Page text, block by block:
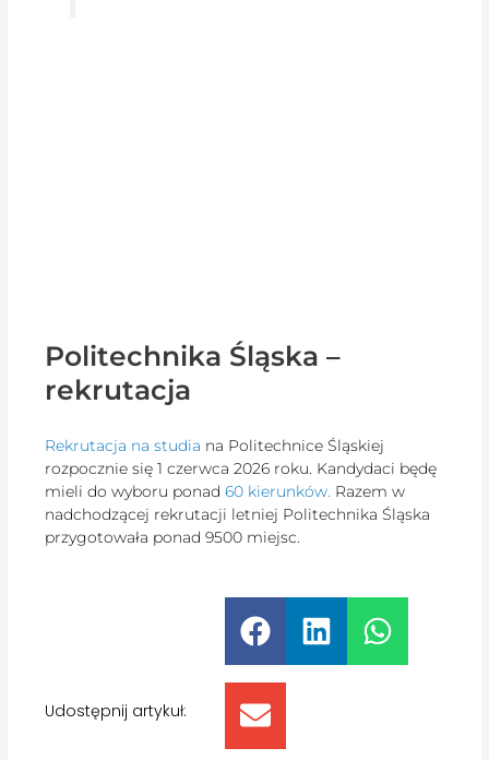
Politechnika Śląska –
rekrutacja
Rekrutacja na studia na Politechnice Śląskiej
rozpocznie się 1 czerwca 2026 roku. Kandydaci będę
mieli do wyboru ponad60 kierunków. Razem w
nadchodzącej rekrutacji letniej Politechnika Śląska
przygotowała ponad 9500 miejsc.
Udostępnij artykuł: